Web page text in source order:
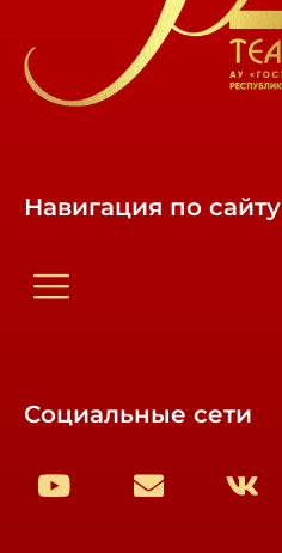
Навигация по сайту
Социальные сети